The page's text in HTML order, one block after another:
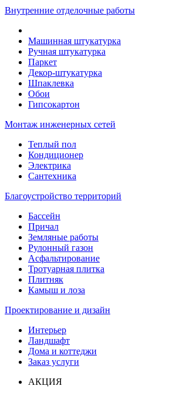
Внутренние отделочные работы
Машинная штукатурка
Ручная штукатурка
Паркет
Декор-штукатурка
Шпаклевка
Обои
Гипсокартон
Монтаж инженерных сетей
Теплый пол
Кондиционер
Электрика
Сантехника
Благоустройство территорий
Бассейн
Причал
Земляные работы
Рулонный газон
Асфальтирование
Тротуарная плитка
Плитняк
Камыш и лоза
Проектирование и дизайн
Интерьер
Ландшафт
Дома и коттеджи
Заказ услуги
АКЦИЯ